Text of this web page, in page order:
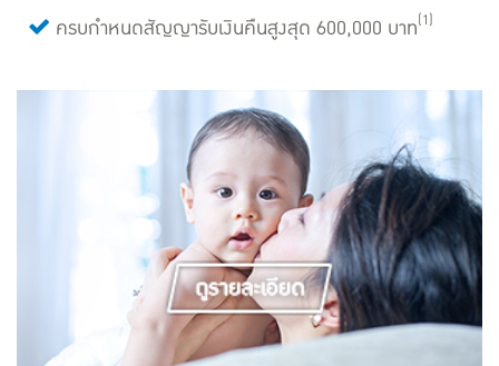
ครบกำหนดสัญญารับเงินคืนสูงสุด 600,000 บาท(1)